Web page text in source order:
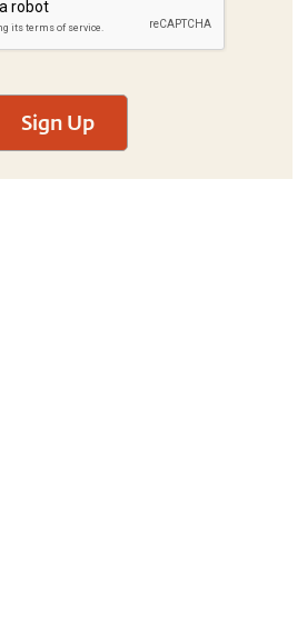
Sign Up